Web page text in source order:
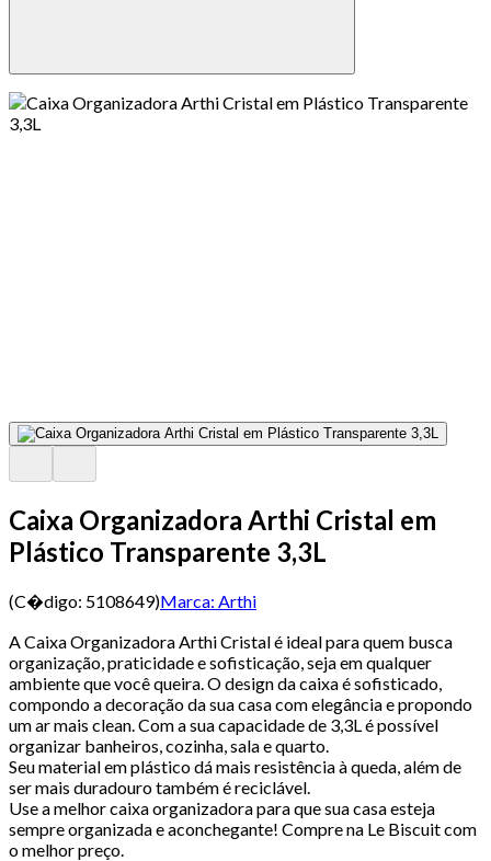
Caixa Organizadora Arthi Cristal em
Plástico Transparente 3,3L
(C�digo: 5108649)Marca: Arthi
A Caixa Organizadora Arthi Cristal é ideal para quem busca
organização, praticidade e sofisticação, seja em qualquer
ambiente que você queira. O design da caixa é sofisticado,
compondo a decoração da sua casa com elegância e propondo
um ar mais clean. Com a sua capacidade de 3,3L é possível
organizar banheiros, cozinha, sala e quarto.
Seu material em plástico dá mais resistência à queda, além de
ser mais duradouro também é reciclável.
Use a melhor caixa organizadora para que sua casa esteja
sempre organizada e aconchegante! Compre na Le Biscuit com
o melhor preço.